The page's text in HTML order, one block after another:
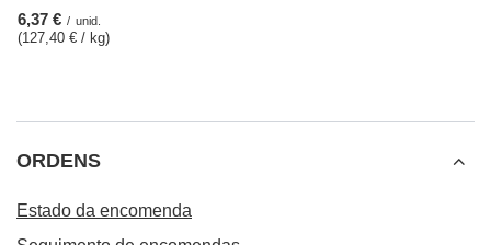
6,37 € / unid.
(127,40 € / kg)
ORDENS
Estado da encomenda